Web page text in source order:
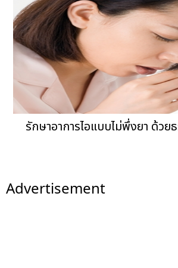
รักษาอาการไอแบบไม่พึ่งยา ด้วย
Advertisement